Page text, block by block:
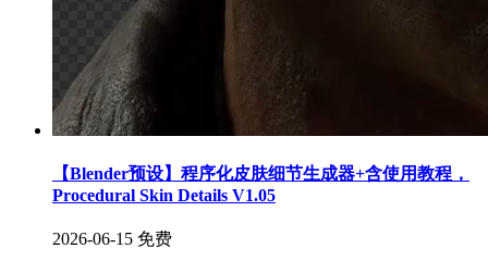
【Blender预设】程序化皮肤细节生成器+含使用教程，
Procedural Skin Details V1.05
2026-06-15 免费